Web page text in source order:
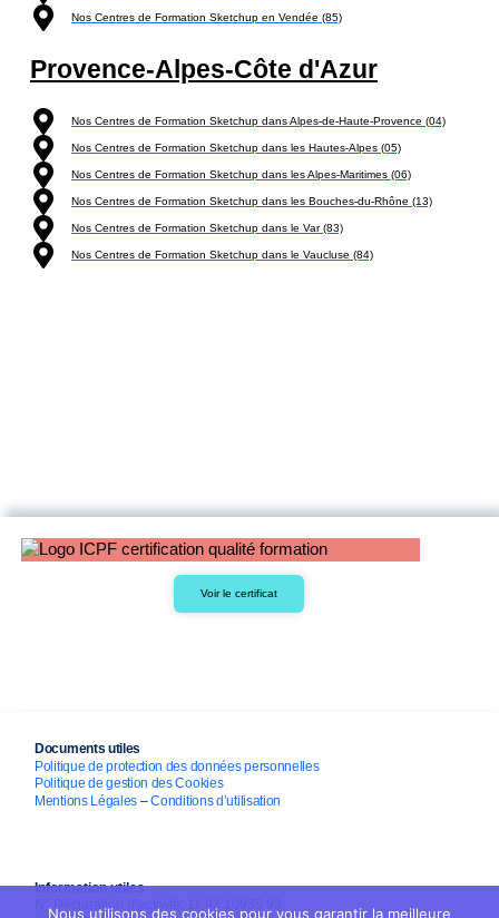
Nos Centres de Formation Sketchup en Vendée (85)
Provence-Alpes-Côte d'Azur
Nos Centres de Formation Sketchup dans Alpes-de-Haute-Provence (04)
Nos Centres de Formation Sketchup dans les Hautes-Alpes (05)
Nos Centres de Formation Sketchup dans les Alpes-Maritimes (06)
Nos Centres de Formation Sketchup dans les Bouches-du-Rhône (13)
Nos Centres de Formation Sketchup dans le Var (83)
Nos Centres de Formation Sketchup dans le Vaucluse (84)
Voir le certificat
Documents utiles
Politique de protection des données personnelles
Politique de gestion des Cookies
Mentions Légales –Conditions d’utilisation
Information utiles
N° Déclaration d’activité: 11 93 10935 93
Nous utilisons des cookies pour vous garantir la meilleure